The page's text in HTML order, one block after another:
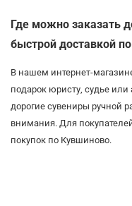
Где можно заказать
быстрой доставкой
В нашем интернет-
подарок юристу, судье
дорогие сувениры ручной
внимания. Для
покупок по Кувшиново.